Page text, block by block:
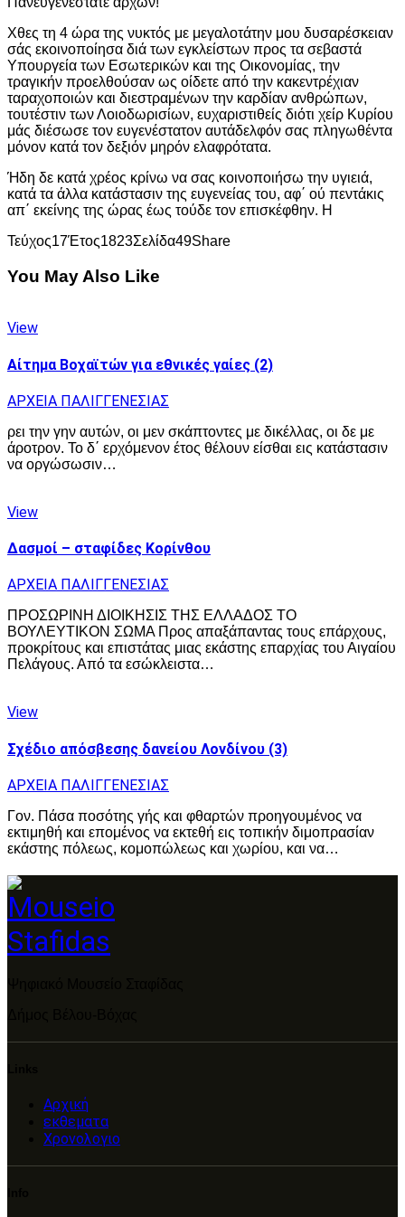
Χθες τη 4 ώρα της νυκτός με μεγαλοτάτην μου δυσαρέσκειαν
σάς εκοινοποίησα διά των εγκλείστων προς τα σεβαστά
Υπουργεία των Εσωτερικών και της Οικονομίας, την
τραγικήν προελθούσαν ως οίδετε από την κακεντρέχιαν
ταραχοποιών και διεστραμένων την καρδίαν ανθρώπων,
τουτέστιν των Λοιοδωρισίων, ευχαριστιθείς διότι χείρ Κυρίου
μάς διέσωσε τον ευγενέστατον αυτάδελφόν σας πληγωθέντα
μόνον κατά τον δεξιόν μηρόν ελαφρότατα.
Ήδη δε κατά χρέος κρίνω να σας κοινοποιήσω την υγιειά,
κατά τα άλλα κατάστασιν της ευγενείας του, αφ΄ ού πεντάκις
απ΄ εκείνης της ώρας έως τούδε τον επισκέφθην. Η
Τεύχος17Έτος1823Σελίδα49Share
You May Also Like
View
Αίτημα Βοχαϊτών για εθνικές γαίες (2)
ΑΡΧΕΙΑ ΠΑΛΙΓΓΕΝΕΣΙΑΣ
ρει την γην αυτών, οι μεν σκάπτοντες με δικέλλας, οι δε με
άροτρον. Το δ΄ ερχόμενον έτος θέλουν είσθαι εις κατάστασιν
να οργώσωσιν…
View
Δασμοί – σταφίδες Κορίνθου
ΑΡΧΕΙΑ ΠΑΛΙΓΓΕΝΕΣΙΑΣ
ΠΡΟΣΩΡΙΝΗ ΔΙΟΙΚΗΣΙΣ ΤΗΣ ΕΛΛΑΔΟΣ ΤΟ
ΒΟΥΛΕΥΤΙΚΟΝ ΣΩΜΑ Προς απαξάπαντας τους επάρχους,
προκρίτους και επιστάτας μιας εκάστης επαρχίας του Αιγαίου
Πελάγους. Από τα εσώκλειστα…
View
Σχέδιο απόσβεσης δανείου Λονδίνου (3)
ΑΡΧΕΙΑ ΠΑΛΙΓΓΕΝΕΣΙΑΣ
Γον. Πάσα ποσότης γής και φθαρτών προηγουμένος να
εκτιμηθή και επομένος να εκτεθή εις τοπικήν διμοπρασίαν
εκάστης πόλεως, κομοπώλεως και χωρίου, και να…
Αρχική
εκθεματα
Χρονολογιο